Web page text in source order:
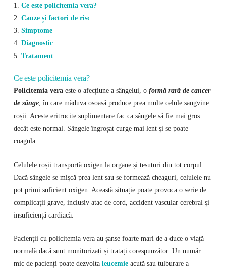
1. Ce este policitemia vera?
2. Cauze și factori de risc
3. Simptome
4. Diagnostic
5. Tratament
Ce este policitemia vera?
Policitemia veraeste o afecțiune a sângelui, o formă rară de cancer
de sânge, în care măduva osoasă produce prea multe celule sangvine
roșii. Aceste eritrocite suplimentare fac ca sângele să fie mai gros
decât este normal. Sângele îngroșat curge mai lent și se poate
coagula.
Celulele roșii transportă oxigen la organe și țesuturi din tot corpul.
Dacă sângele se mișcă prea lent sau se formează cheaguri, celulele nu
pot primi suficient oxigen. Această situație poate provoca o serie de
complicații grave, inclusiv atac de cord, accident vascular cerebral și
insuficiență cardiacă.
Pacienții cu policitemia vera au șanse foarte mari de a duce o viață
normală dacă sunt monitorizați și tratați corespunzător. Un număr
mic de pacienți poate dezvolta leucemie acută sau tulburare a